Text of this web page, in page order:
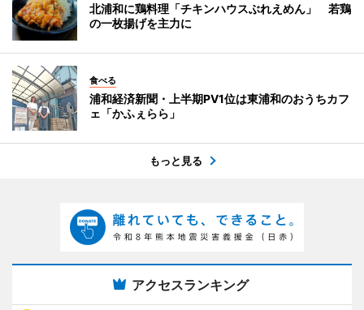
北浦和に鶏料理「チキンハウスぶれえめん」 若鶏
の一枚揚げを主力に
食べる
浦和経済新聞・上半期PV1位は東浦和のおうちカフ
ェ「かふぇらら」
もっと見る
アクセスランキング